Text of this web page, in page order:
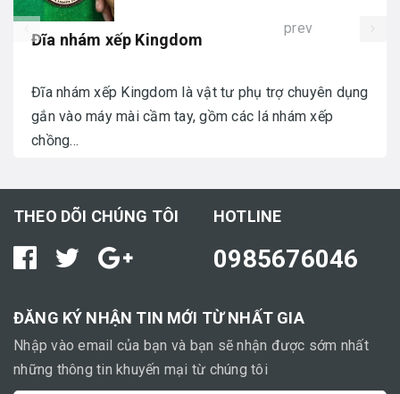
Đĩa nhám xếp Kingdom
Đĩa nhám xếp Kingdom là vật tư phụ trợ chuyên dụng
gắn vào máy mài cầm tay, gồm các lá nhám xếp
chồng...
prev
THEO DÕI CHÚNG TÔI HOTLINE
0985676046
ĐĂNG KÝ NHẬN TIN MỚI TỪ NHẤT GIA
Nhập vào email của bạn và bạn sẽ nhận được sớm nhất
những thông tin khuyến mại từ chúng tôi